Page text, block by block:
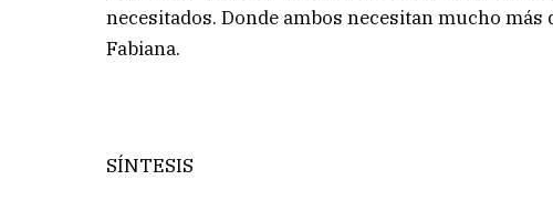
necesitados. Donde ambos necesitan mucho
Fabiana.
SÍNTESIS